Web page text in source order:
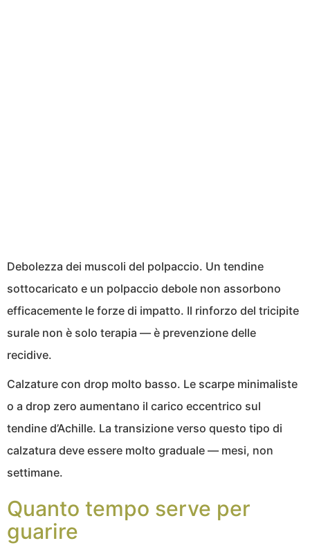
Debolezza dei muscoli del polpaccio. Un tendine
sottocaricato e un polpaccio debole non assorbono
efficacemente le forze di impatto. Il rinforzo del tricipite
surale non è solo terapia — è prevenzione delle
recidive.
Calzature con drop molto basso. Le scarpe minimaliste
o a drop zero aumentano il carico eccentrico sul
tendine d’Achille. La transizione verso questo tipo di
calzatura deve essere molto graduale — mesi, non
settimane.
Quanto tempo serve per
guarire